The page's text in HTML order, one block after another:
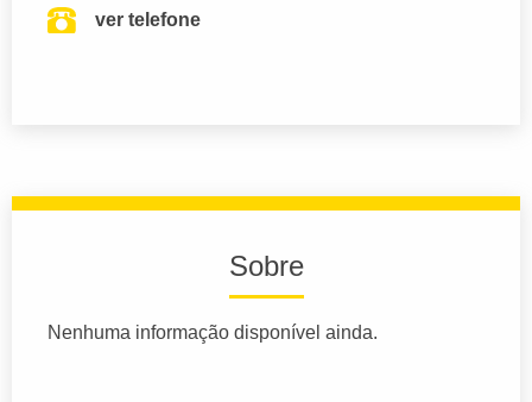
ver telefone
Sobre
Nenhuma informação disponível ainda.